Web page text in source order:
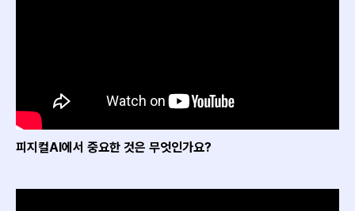
피지컬AI에서 중요한 것은 무엇인가요?